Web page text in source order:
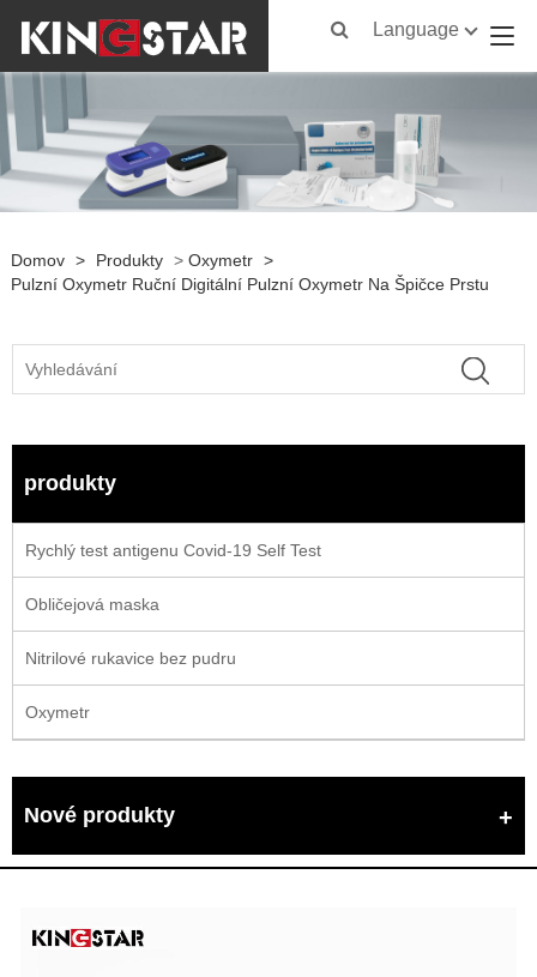
Language
Domov > Produkty > Oxymetr >
Pulzní Oxymetr Ruční Digitální Pulzní Oxymetr Na Špičce Prstu
produkty
Rychlý test antigenu Covid-19 Self Test
Obličejová maska
Nitrilové rukavice bez pudru
Oxymetr
Nové produkty